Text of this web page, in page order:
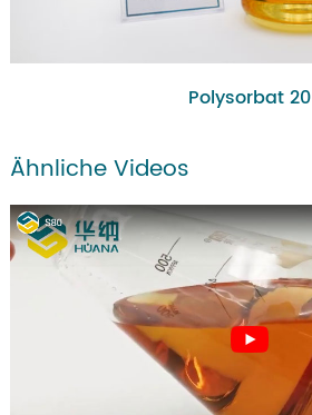
Polysorbat 20
Ähnliche Videos